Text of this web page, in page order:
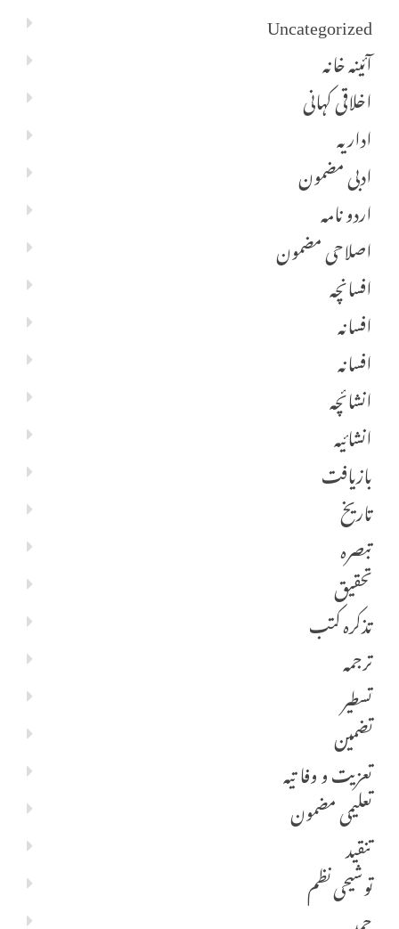
Uncategorized
آئینہ خانہ
اخلاقی کہانی
اداریہ
ادبی مضمون
اردو نامہ
اصلاحی مضمون
افسانچہ
افسانہ
افسانہ
انشائچہ
انشائیہ
بازیافت
تاریخ
تبصرہ
تحقیق
تذکرہ کتب
ترجمہ
تسطیر
تضمین
تعزیت و وفا تیہ
تعلیمی مضمون
تنقید
توشیحی نظم